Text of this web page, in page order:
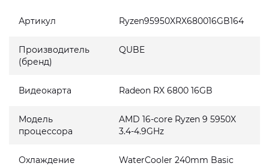
Артикул Ryzen95950XRX680016GB164
Производитель
(бренд)
QUBE
Видеокарта Radeon RX 6800 16GB
Модель
процессора
AMD 16-core Ryzen 9 5950X
3.4-4.9GHz
Охлаждение
WaterCooler 240mm Basic